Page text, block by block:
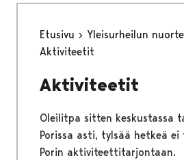
Etusivu
Yleisurheilun
Aktiviteetit
Aktiviteetit
Oleilitpa sitten keskustassa
Porissa asti, tylsää hetkeä
Porin aktiviteettitarjontaan.